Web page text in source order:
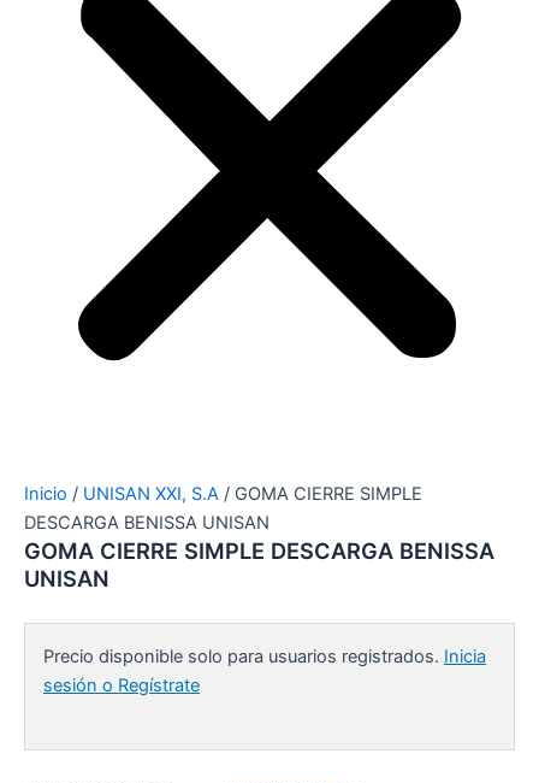
Inicio / UNISAN XXI, S.A / GOMA CIERRE SIMPLE
DESCARGA BENISSA UNISAN
GOMA CIERRE SIMPLE DESCARGA BENISSA
UNISAN
Precio disponible solo para usuarios registrados. Inicia
sesión o Regístrate